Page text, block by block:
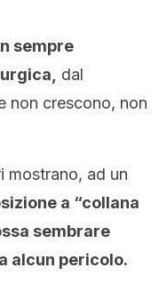
sempre
dal
non crescono, non
mostrano, ad un
a “collana
sembrare
alcun pericolo.